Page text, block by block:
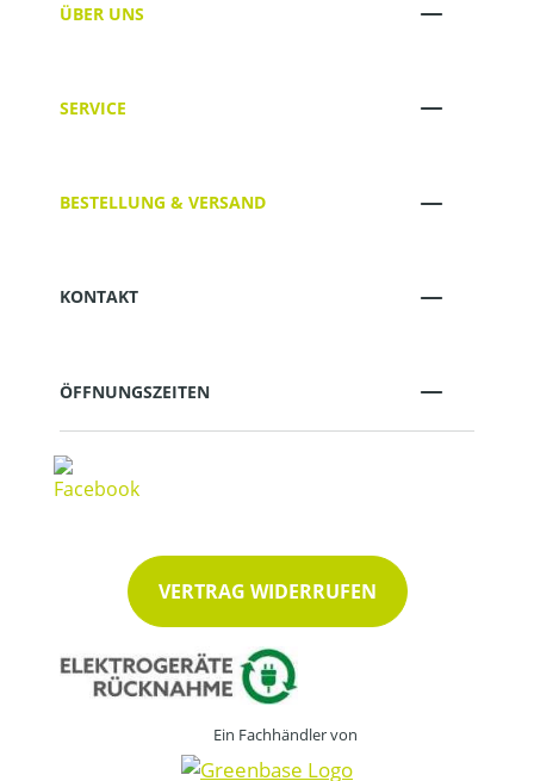
ÜBER UNS
SERVICE
BESTELLUNG & VERSAND
KONTAKT
ÖFFNUNGSZEITEN
VERTRAG WIDERRUFEN
Ein Fachhändler von